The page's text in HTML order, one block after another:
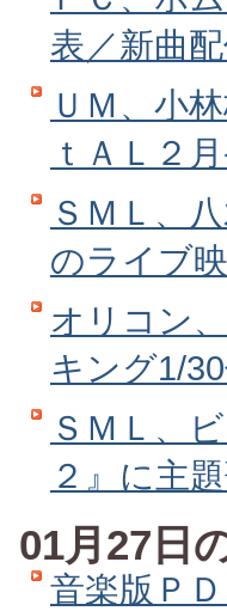
表／新曲
ＵＭ、小
ｔＡＬ２
ＳＭＬ、
のライブ
オリコン
キング1/
ＳＭＬ、
２』に主
01月27日
音楽版Ｐ